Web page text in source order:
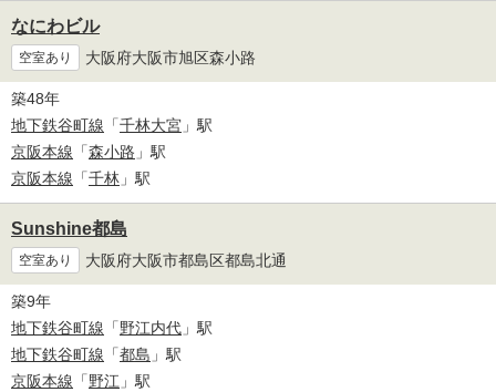
なにわビル
空室あり 大阪府大阪市旭区森小路
築48年
地下鉄谷町線 「千林大宮 」駅
京阪本線 「森小路 」駅
京阪本線 「千林 」駅
Sunshine都島
空室あり 大阪府大阪市都島区都島北通
築9年
地下鉄谷町線 「野江内代 」駅
地下鉄谷町線 「都島 」駅
京阪本線 「野江 」駅